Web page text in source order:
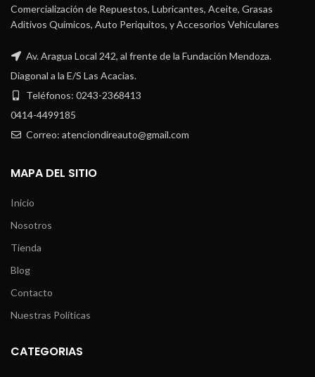
Comercialización de Repuestos, Lubricantes, Aceite, Grasas
Aditivos Químicos, Auto Periquitos, y Accesorios Vehiculares
Av. Aragua Local 242, al frente de la Fundación Mendoza.
Diagonal a la E/S Las Acacias.
Teléfonos: 0243-2368413
0414-4499185
Correo: atenciondireauto@gmail.com
MAPA DEL SITIO
Inicio
Nosotros
Tienda
Blog
Contacto
Nuestras Políticas
CATEGORIAS